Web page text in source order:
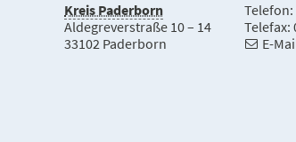
Kreis Paderborn
Aldegreverstraße 10 – 14
33102 Paderborn
Telefon:
Telefax:
E-